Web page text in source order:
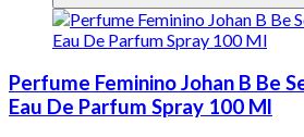
Perfume Feminino Johan B Be
Eau De Parfum Spray 100 Ml